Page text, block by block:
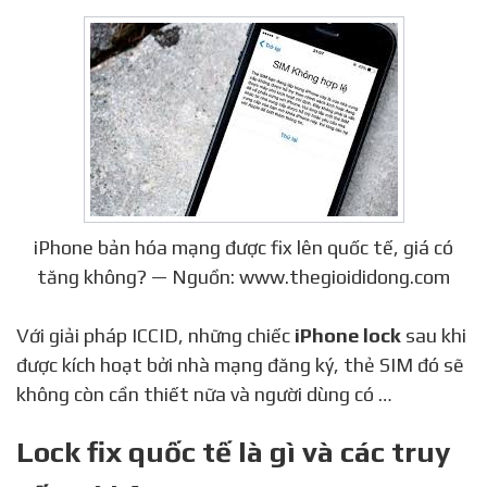
iPhone bản hóa mạng được fix lên quốc tế, giá có
tăng không? — Nguồn: www.thegioididong.com
Với giải pháp ICCID, những chiếc iPhone lock sau khi
được kích hoạt bởi nhà mạng đăng ký, thẻ SIM đó sẽ
không còn cần thiết nữa và người dùng có …
Lock fix quốc tế là gì và các truy